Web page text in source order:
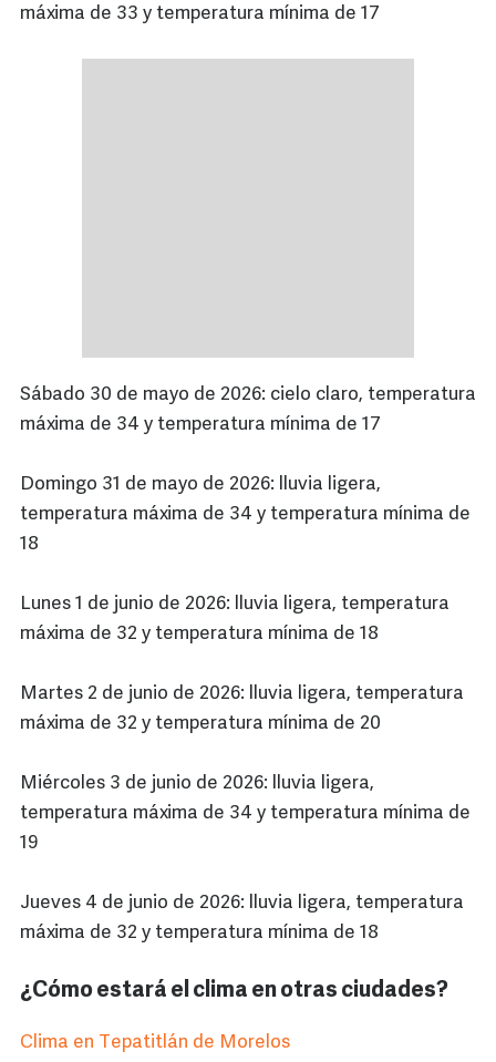
máxima de 33 y temperatura mínima de 17
Sábado 30 de mayo de 2026: cielo claro, temperatura
máxima de 34 y temperatura mínima de 17
Domingo 31 de mayo de 2026: lluvia ligera,
temperatura máxima de 34 y temperatura mínima de
18
Lunes 1 de junio de 2026: lluvia ligera, temperatura
máxima de 32 y temperatura mínima de 18
Martes 2 de junio de 2026: lluvia ligera, temperatura
máxima de 32 y temperatura mínima de 20
Miércoles 3 de junio de 2026: lluvia ligera,
temperatura máxima de 34 y temperatura mínima de
19
Jueves 4 de junio de 2026: lluvia ligera, temperatura
máxima de 32 y temperatura mínima de 18
¿Cómo estará el clima en otras ciudades?
Clima en Tepatitlán de Morelos